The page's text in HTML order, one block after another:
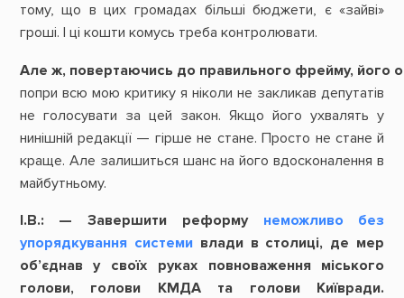
тому, що в цих громадах більші бюджети, є «зайві»
гроші. І ці кошти комусь треба контролювати.
Але ж, повертаючись до правильного фрейму, його
попри всю мою критику я ніколи не закликав депутатів
не голосувати за цей закон. Якщо його ухвалять у
нинішній редакції — гірше не стане. Просто не стане й
краще. Але залишиться шанс на його вдосконалення в
майбутньому.
І.В.: — Завершити реформу неможливо без
упорядкування системивлади в столиці, де мер
об’єднав у своїх руках повноваження міського
голови, голови КМДА та голови Київради.